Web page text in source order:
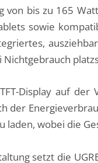
von bis zu 165
sowie
Nichtgebrauch
Display auf
der
laden, wobei die
setzt die